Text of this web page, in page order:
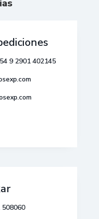
9 2901 402145